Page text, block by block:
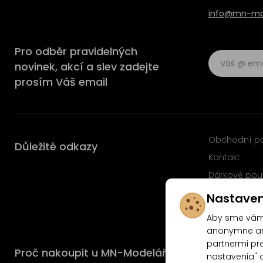
info@mn-
Pro odběr pravidelných
novinek, akcí a slev zadejte
prosím Váš email
Důležité odkazy Obchodní
Kontakt
Dárkové
Časté dotazy
Proč nakoupit u MN-Modelář.cz
Aby sme
anonymne
partnermi
nastavenia"